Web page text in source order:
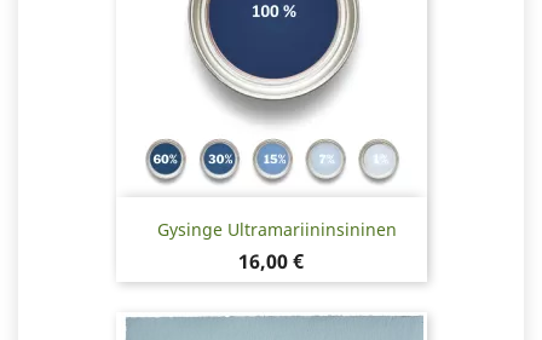
Gysinge Ultramariininsininen
Hinta
16,00 €